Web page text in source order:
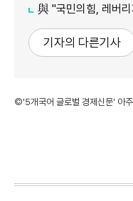
與 "국민의힘, 레버리지
기자의 다른기사
©'5개국어 글로벌 경제신문' 아주